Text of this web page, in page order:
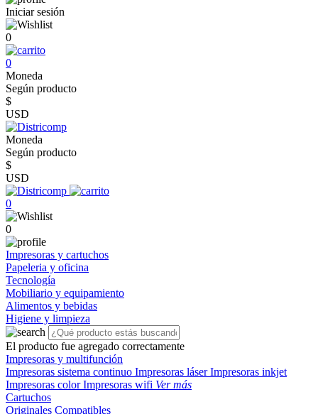
Iniciar sesión
0
0
Moneda
Según producto
$
USD
Moneda
Según producto
$
USD
0
0
Impresoras y cartuchos
Papeleria y oficina
Tecnología
Mobiliario y equipamiento
Alimentos y bebidas
Higiene y limpieza
El producto fue agregado correctamente
Impresoras y multifunción
Impresoras sistema continuo Impresoras láserImpresoras inkjet
Impresoras colorImpresoras wifi Ver más
Cartuchos
Originales Compatibles